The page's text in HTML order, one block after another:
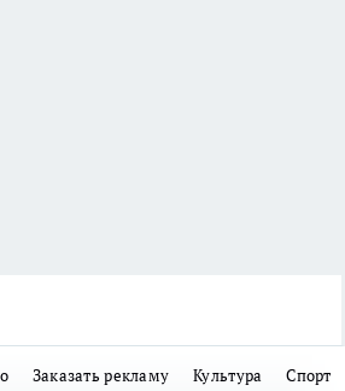
Заказать рекламу Культура Спорт